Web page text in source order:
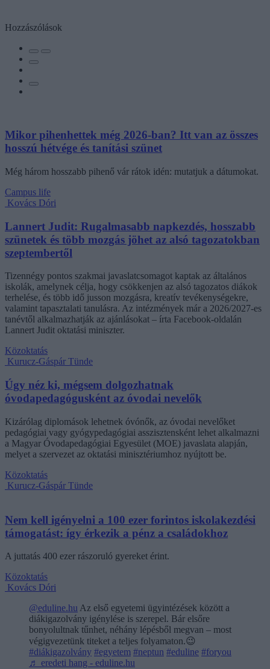
Hozzászólások
Mikor pihenhettek még 2026-ban? Itt van az összes
hosszú hétvége és tanítási szünet
Még három hosszabb pihenő vár rátok idén: mutatjuk a dátumokat.
Campus life
Kovács Dóri
Lannert Judit: Rugalmasabb napkezdés, hosszabb
szünetek és több mozgás jöhet az alsó tagozatokban
szeptembertől
Tizennégy pontos szakmai javaslatcsomagot kaptak az általános
iskolák, amelynek célja, hogy csökkenjen az alsó tagozatos diákok
terhelése, és több idő jusson mozgásra, kreatív tevékenységekre,
valamint tapasztalati tanulásra. Az intézmények már a 2026/2027-es
tanévtől alkalmazhatják az ajánlásokat – írta Facebook-oldalán
Lannert Judit oktatási miniszter.
Közoktatás
Kurucz-Gáspár Tünde
Úgy néz ki, mégsem dolgozhatnak
óvodapedagógusként az óvodai nevelők
Kizárólag diplomások lehetnek óvónők, az óvodai nevelőket
pedagógiai vagy gyógypedagógiai asszisztensként lehet alkalmazni
a Magyar Óvodapedagógiai Egyesület (MOE) javaslata alapján,
melyet a szervezet az oktatási minisztériumhoz nyújtott be.
Közoktatás
Kurucz-Gáspár Tünde
Nem kell igényelni a 100 ezer forintos iskolakezdési
támogatást: így érkezik a pénz a családokhoz
A juttatás 400 ezer rászoruló gyereket érint.
Közoktatás
Kovács Dóri
@eduline.hu Az első egyetemi ügyintézések között a
diákigazolvány igénylése is szerepel. Bár elsőre
bonyolultnak tűnhet, néhány lépésből megvan – most
végigvezetünk titeket a teljes folyamaton.😉
#diákigazolvány #egyetem #neptun #eduline #foryou
♬ eredeti hang - eduline.hu